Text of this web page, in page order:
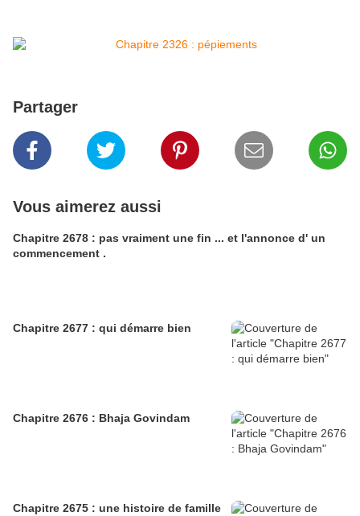
Partager
Vous aimerez aussi
Chapitre 2678 : pas vraiment une fin ... et l'annonce d' un
commencement .
Chapitre 2677 : qui démarre bien
Chapitre 2676 : Bhaja Govindam
Chapitre 2675 : une histoire de famille